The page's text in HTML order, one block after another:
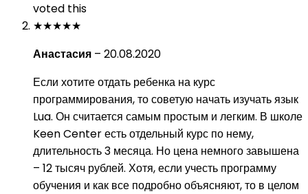
voted this
★★★★★
Анастасия – 20.08.2020
Если хотите отдать ребенка на курс
программирования, то советую начать изучать язык
Lua. Он считается самым простым и легким. В школе
Keen Center есть отдельный курс по нему,
длительность 3 месяца. Но цена немного завышена
– 12 тысяч рублей. Хотя, если учесть программу
обучения и как все подробно объясняют, то в целом